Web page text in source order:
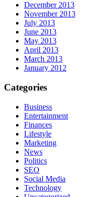
December 2013
November 2013
July 2013
June 2013
May 2013
April 2013
March 2013
January 2012
Categories
Business
Entertainment
Finances
Lifestyle
Marketing
News
Politics
SEO
Social Media
Technology